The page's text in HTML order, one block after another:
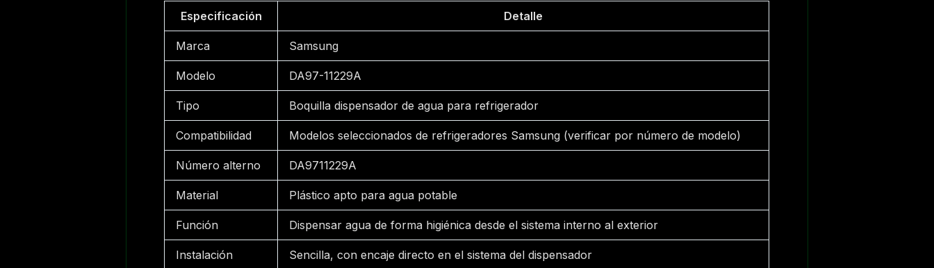
Especificación Detalle
Marca Samsung
Modelo DA97-11229A
Tipo Boquilla dispensador de agua para refrigerador
Compatibilidad Modelos seleccionados de refrigeradores Samsung (verificar por número de modelo)
Número alterno DA9711229A
Material Plástico apto para agua potable
Función Dispensar agua de forma higiénica desde el sistema interno al exterior
Instalación Sencilla, con encaje directo en el sistema del dispensador